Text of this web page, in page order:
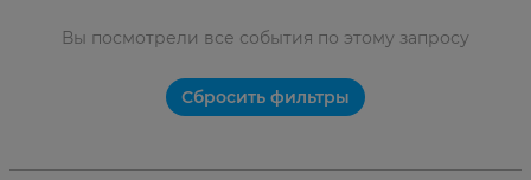
Вы посмотрели все события по этому запросу
Сбросить фильтры